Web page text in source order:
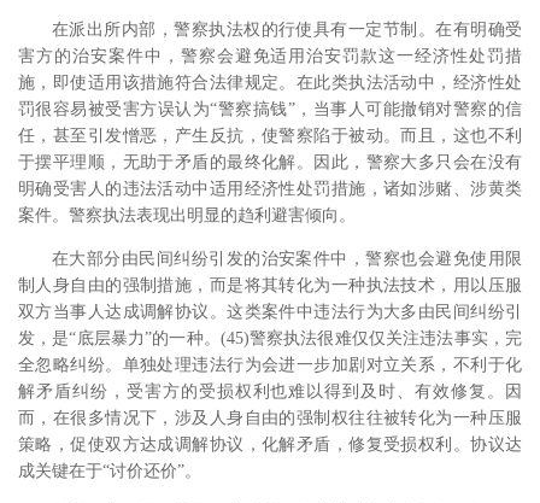
在派出所内部，警察执法权的行使具有一定节制。在有明确受
害方的治安案件中，警察会避免适用治安罚款这一经济性处罚措
施，即使适用该措施符合法律规定。在此类执法活动中，经济性处
罚很容易被受害方误认为“警察搞钱”，当事人可能撤销对警察的信
任，甚至引发憎恶，产生反抗，使警察陷于被动。而且，这也不利
于摆平理顺，无助于矛盾的最终化解。因此，警察大多只会在没有
明确受害人的违法活动中适用经济性处罚措施，诸如涉赌、涉黄类
案件。警察执法表现出明显的趋利避害倾向。
在大部分由民间纠纷引发的治安案件中，警察也会避免使用限
制人身自由的强制措施，而是将其转化为一种执法技术，用以压服
双方当事人达成调解协议。这类案件中违法行为大多由民间纠纷引
发，是“底层暴力”的一种。(45)警察执法很难仅仅关注违法事实，完
全忽略纠纷。单独处理违法行为会进一步加剧对立关系，不利于化
解矛盾纠纷，受害方的受损权利也难以得到及时、有效修复。因
而，在很多情况下，涉及人身自由的强制权往往被转化为一种压服
策略，促使双方达成调解协议，化解矛盾，修复受损权利。协议达
成关键在于“讨价还价”。